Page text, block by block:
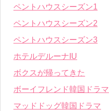
ペントハウスシーズン1
ペントハウスシーズン2
ペントハウスシーズン3
ホテルデルーナIU
ボクスが帰ってきた
ボーイフレンド韓国ドラマ
マッドドッグ韓国ドラマ